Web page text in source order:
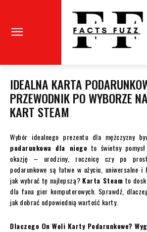
IDEALNA KARTA
PRZEWODNIK PO WYBORZE
KART STEAM
Wybór idealnego prezentu dla mężczyzny
podarunkowa dla niego to świetny
okazję – urodziny, rocznicę czy po
podarunkowe są łatwe w użyciu, uniwersalne i
jak wybrać tę najlepszą? Karta Steam to
dla fana gier komputerowych. Sprawdź,
jak dobrać odpowiednią wartość karty.
Dlaczego On Woli Karty Podarunkowe?